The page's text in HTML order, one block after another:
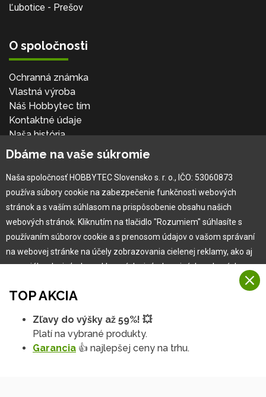
Ľubotice - Prešov
O spoločnosti
Ochranná známka
Vlastná výroba
Náš Hobbytec tím
Kontaktné údaje
Naša história
Kariéra
Pre zákazníka
Garancia najlepšej ceny
Užívateľský manuál
Obchodné podmienky
Zákazník & partner
Novinky
TOP AKCIA
Zľavy do výšky až 59%! 💥
Platí na vybrané produkty.
Garancia 👍 najlepšej ceny na trhu.
Dbáme na vaše súkromie
Naša spoločnosť HOBBYTEC Slovensko s. r. o., IČO: 53060873
používa súbory cookie na zabezpečenie funkčnosti webových
stránok a s vaším súhlasom na prispôsobenie obsahu našich
webových stránok. Kliknutím na tlačidlo "Rozumiem" súhlasíte s
používaním súborov cookie a s prenosom údajov o vašom správaní
na webovej stránke na účely zobrazovania cielenej reklamy, ako aj
na sociálnych sieťach a reklamných sieťach na iných webových
Viac informácií
Na našich webových stránkach používame niekoľko kategórií
Rozumiem